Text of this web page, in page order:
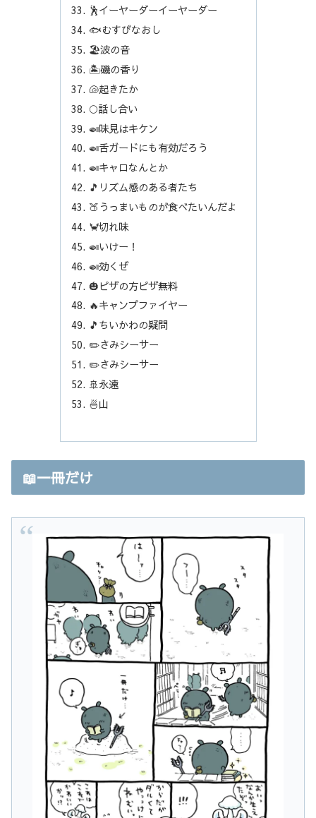
🕺イーヤーダーイーヤーダー
🐟むすびなおし
🏖️波の音
🏝️磯の香り
🐚起きたか
🌕話し合い
🍛味見はキケン
🍛舌ガードにも有効だろう
🍛キャロなんとか
🎵リズム感のある者たち
🍑うっまいものが食べたいんだよ
🦀切れ味
🍛いけー！
🍛効くぜ
🎃ピザの方ピザ無料
🔥キャンプファイヤー
🎵ちいかわの疑問
✏️さみシーサー
✏️さみシーサー
🚢永遠
🍜山
📖一冊だけ